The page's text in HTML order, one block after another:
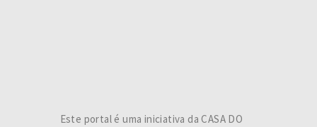
Este portal é uma iniciativa da CASA DO